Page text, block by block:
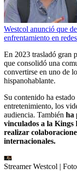
Westcol anunció que
enfrentamiento en
En 2023 trasladó gran
que consolidó una
convertirse en uno de
hispanohablante.
Su contenido ha
entretenimiento, los
audiencia. También ha
vinculados a la Kings
realizar
internacionales.
Streamer Westcol |